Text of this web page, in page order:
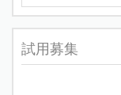
試用募集